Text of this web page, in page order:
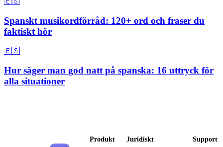
Spanskt musikordförråd: 120+ ord och fraser du
faktiskt hör
🇪🇸
Hur säger man god natt på spanska: 16 uttryck för
alla situationer
Produkt
Juridiskt
Support